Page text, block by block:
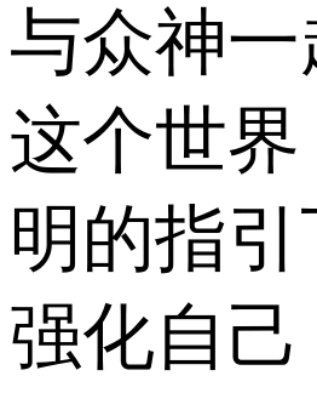
与众神一
这个世
明的指
强化自己